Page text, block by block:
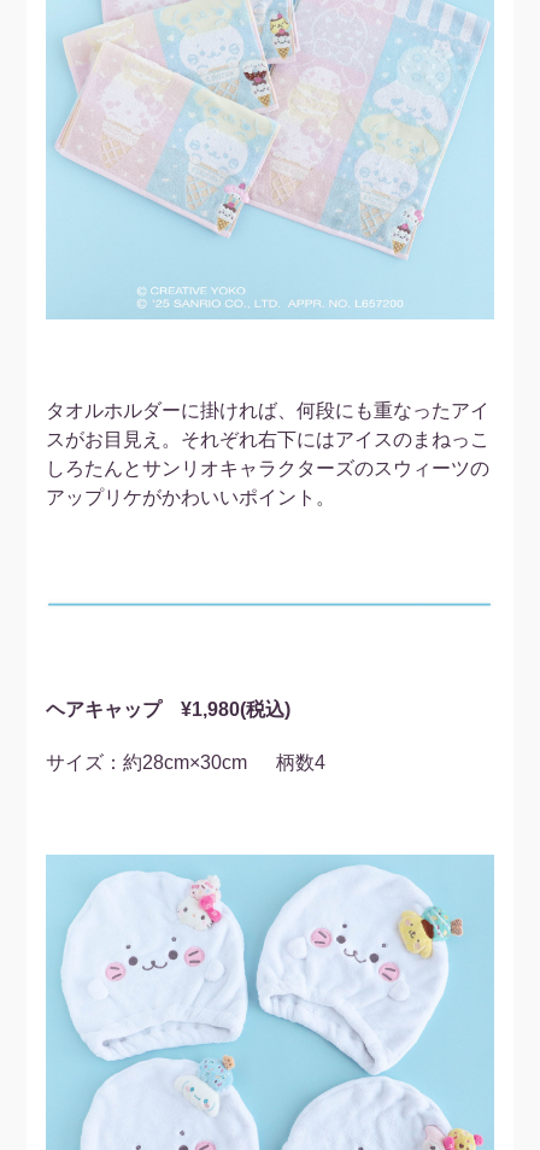
タオルホルダーに掛ければ、何段にも重なったアイ
スがお目見え。それぞれ右下にはアイスのまねっこ
しろたんとサンリオキャラクターズのスウィーツの
アップリケがかわいいポイント。
ヘアキャップ ¥1,980(税込)
サイズ：約28cm×30cm 柄数4